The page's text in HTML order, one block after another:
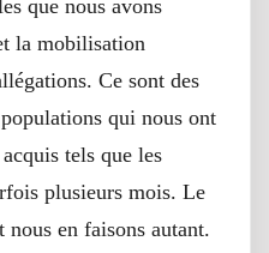
que nous avons
la mobilisation
Ce sont des
qui nous ont
tels que les
plusieurs mois. Le
en faisons autant.